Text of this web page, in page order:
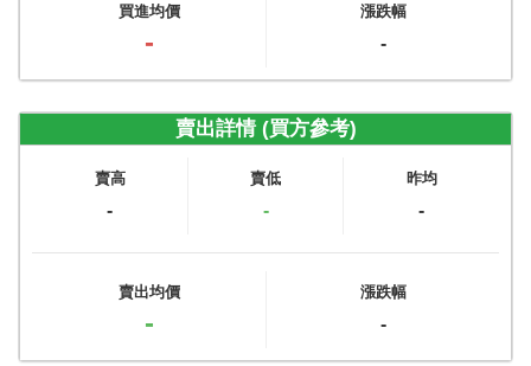
買進均價
-
漲跌幅
-
賣出詳情 (買方參考)
賣高
-
賣低
-
昨均
-
賣出均價
-
漲跌幅
-